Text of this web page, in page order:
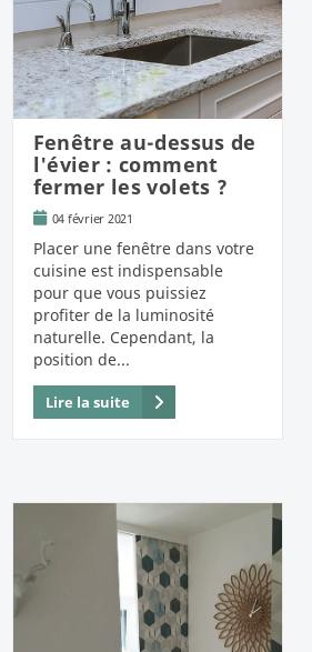
Fenêtre au-dessus de
l'évier : comment
fermer les volets ?
04 février 2021
Placer une fenêtre dans votre
cuisine est indispensable
pour que vous puissiez
profiter de la luminosité
naturelle. Cependant, la
position de...
Lire la suite